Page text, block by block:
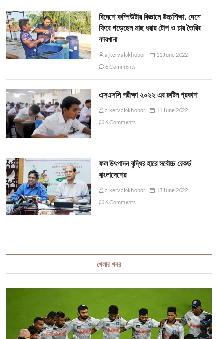
বিদেশে কম্পিউটার বিজ্ঞানে উচ্চশিক্ষা, দেশে
ফিরে গড়েছেন মাছ ধরার টোপ ও চার তৈরির
কারখানা
ajkervalokhobor
11 June 2022
6 Comments
এসএসসি পরীক্ষা ২০২২ এর রুটিন প্রকাশ
ajkervalokhobor
11 June 2022
6 Comments
ফল উৎপাদন বৃদ্ধির হারে সর্বোচ্চ রেকর্ড
বাংলাদেশের
ajkervalokhobor
13 June 2022
6 Comments
খেলার খবর